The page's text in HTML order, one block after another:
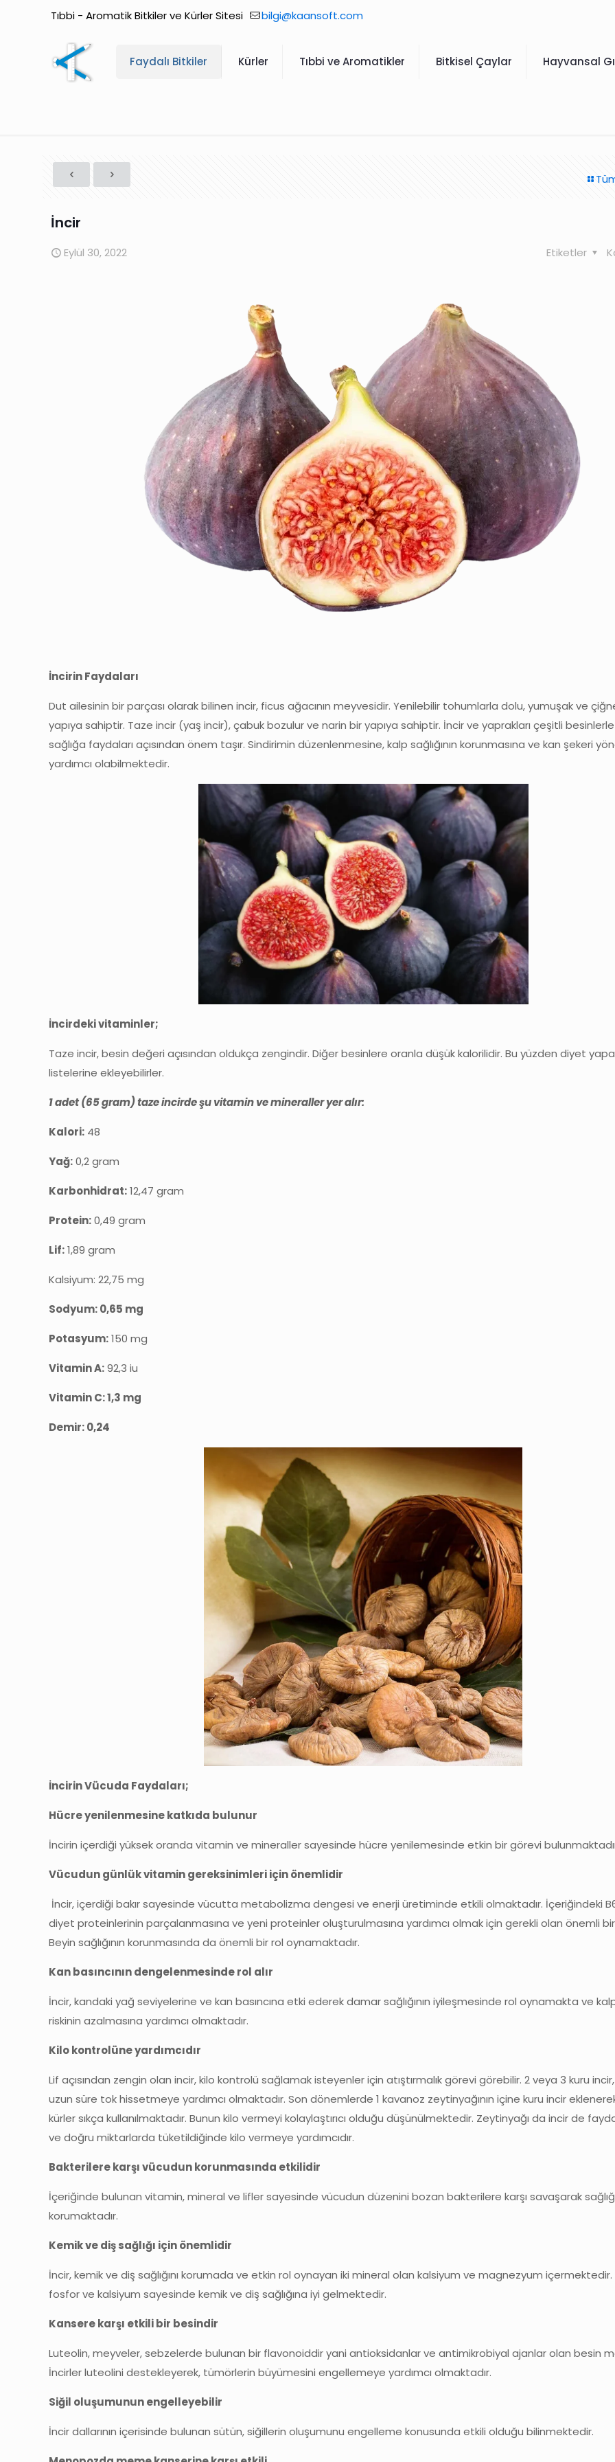
Tıbbi - Aromatik Bitkiler ve Kürler Sitesi bilgi@kaansoft.com
Faydalı Bitkiler Kürler Tıbbi ve Aromatikler Bitkisel Çaylar Hayvansal
İncir
Eylül 30, 2022 Etiketler
İncirin Faydaları
Dut ailesinin bir parçası olarak bilinen incir, ficus ağacının meyvesidir. Yenilebilir tohumlarla dolu, yumuşak ve
yapıya sahiptir. Taze incir (yaş incir), çabuk bozulur ve narin bir yapıya sahiptir. İncir ve yaprakları çeşitli
sağlığa faydaları açısından önem taşır. Sindirimin düzenlenmesine, kalp sağlığının korunmasına ve kan şekeri
yardımcı olabilmektedir.
İncirdeki vitaminler;
Taze incir, besin değeri açısından oldukça zengindir. Diğer besinlere oranla düşük kalorilidir. Bu yüzden diyet
listelerine ekleyebilirler.
1 adet (65 gram) taze incirde şu vitamin ve mineraller yer alır:
Kalori: 48
Yağ:0,2 gram
Karbonhidrat:12,47 gram
Protein:0,49 gram
Lif:1,89 gram
Kalsiyum: 22,75 mg
Sodyum: 0,65 mg
Potasyum:150 mg
Vitamin A:92,3 iu
Vitamin C: 1,3 mg
Demir: 0,24
İncirin Vücuda Faydaları;
Hücre yenilenmesine katkıda bulunur
İncirin içerdiği yüksek oranda vitamin ve mineraller sayesinde hücre yenilemesinde etkin bir görevi
Vücudun günlük vitamin gereksinimleri için önemlidir
İncir, içerdiği bakır sayesinde vücutta metabolizma dengesi ve enerji üretiminde etkili olmaktadır. İçeriğindeki
diyet proteinlerinin parçalanmasına ve yeni proteinler oluşturulmasına yardımcı olmak için gerekli olan önemli
Beyin sağlığının korunmasında da önemli bir rol oynamaktadır.
Kan basıncının dengelenmesinde rol alır
İncir, kandaki yağ seviyelerine ve kan basıncına etki ederek damar sağlığının iyileşmesinde rol oynamakta ve
riskinin azalmasına yardımcı olmaktadır.
Kilo kontrolüne yardımcıdır
Lif açısından zengin olan incir, kilo kontrolü sağlamak isteyenler için atıştırmalık görevi görebilir. 2 veya 3 kuru
uzun süre tok hissetmeye yardımcı olmaktadır. Son dönemlerde 1 kavanoz zeytinyağının içine kuru incir
kürler sıkça kullanılmaktadır. Bunun kilo vermeyi kolaylaştırıcı olduğu düşünülmektedir. Zeytinyağı da incir de
ve doğru miktarlarda tüketildiğinde kilo vermeye yardımcıdır.
Bakterilere karşı vücudun korunmasında etkilidir
İçeriğinde bulunan vitamin, mineral ve lifler sayesinde vücudun düzenini bozan bakterilere karşı savaşarak
korumaktadır.
Kemik ve diş sağlığı için önemlidir
İncir, kemik ve diş sağlığını korumada ve etkin rol oynayan iki mineral olan kalsiyum ve magnezyum içermektedir.
fosfor ve kalsiyum sayesinde kemik ve diş sağlığına iyi gelmektedir.
Kansere karşı etkili bir besindir
Luteolin, meyveler, sebzelerde bulunan bir flavonoiddir yani antioksidanlar ve antimikrobiyal ajanlar olan besin
İncirler luteolini destekleyerek, tümörlerin büyümesini engellemeye yardımcı olmaktadır.
Siğil oluşumunun engelleyebilir
İncir dallarının içerisinde bulunan sütün, siğillerin oluşumunu engelleme konusunda etkili olduğu bilinmektedir.